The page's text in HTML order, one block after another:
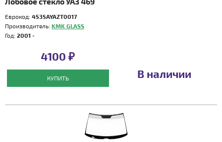
Еврокод: 4535AYAZT0017
Производитель: KMK GLASS
Год: 2001 -
4100 ₽
КУПИТЬ В наличии